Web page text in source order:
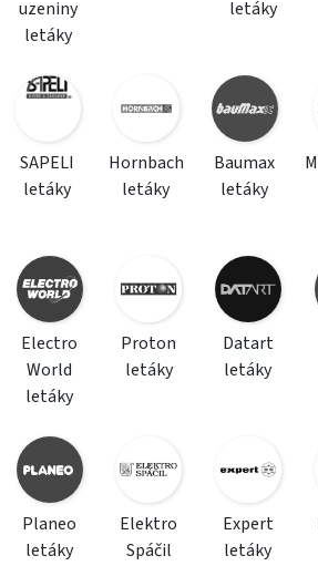
uzeniny
letáky
letáky
SAPELI
letáky
Hornbach
letáky
Baumax
letáky
Electro
World
letáky
Proton
letáky
Datart
letáky
Planeo
letáky
Elektro
Spáčil
Expert
letáky